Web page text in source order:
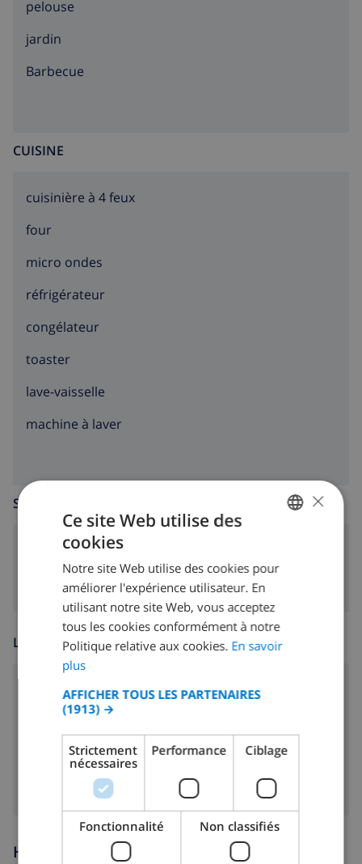
pelouse
jardin
barbecue
CUISINE
cuisinière à 4 feux
four
micro ondes
réfrigérateur
congélateur
toaster
lave-vaisselle
machine à laver
SALLE DE SÉJOUR
poêle (bois)
LOISIR
lecteur CD
lecteur DVD
Cable tv
Heures d'arrivée et de départ
DUTCH
SPANISH
GERMAN
DANISH
×
Ce site Web utilise des
cookies
Notre site Web utilise des cookies pour
améliorer l'expérience utilisateur. En
utilisant notre site Web, vous acceptez
tous les cookies conformément à notre
Politique relative aux cookies. En savoir
plus
AFFICHER TOUS LES PARTENAIRES
(1913) →
Strictement
nécessaires
Performance Ciblage
Fonctionnalité Non classifiés